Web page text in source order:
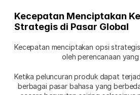
Kecepatan Menciptakan
Strategis di Pasar Global
Kecepatan menciptakan opsi
oleh perencanaan
Ketika peluncuran produk dapat
berbagai pasar bahasa yang